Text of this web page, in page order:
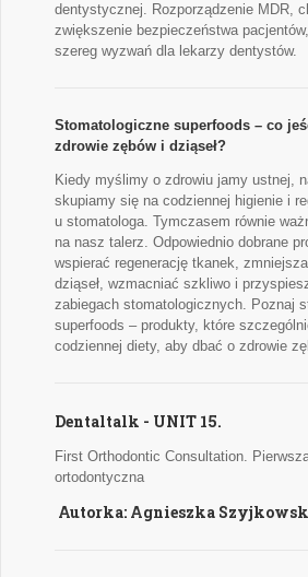
dentystycznej. Rozporządzenie MDR,
zwiększenie bezpieczeństwa
szereg wyzwań dla lekarzy dentystów.
Stomatologiczne superfoods – co
zdrowie zębów i dziąseł?
Kiedy myślimy o zdrowiu jamy ustnej,
skupiamy się na codziennej higienie i
u stomatologa. Tymczasem równie
na nasz talerz. Odpowiednio dobrane
wspierać regenerację tkanek,
dziąseł, wzmacniać szkliwo i
zabiegach stomatologicznych. Poznaj
superfoods – produkty, które
codziennej diety, aby dbać o zdrowie
Dentaltalk - UNIT 15.
First Orthodontic Consultation.
ortodontyczna
Autorka: Agnieszka